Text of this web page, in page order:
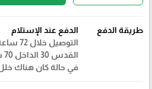
طريقة الدفع
الدفع عند الإستلام
في حالة كان هناك خلل